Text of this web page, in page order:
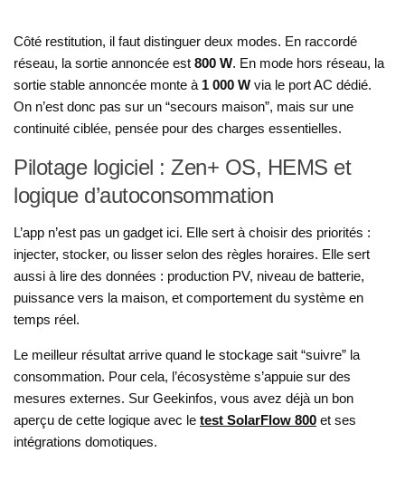
Côté restitution, il faut distinguer deux modes. En raccordé
réseau, la sortie annoncée est 800 W. En mode hors réseau, la
sortie stable annoncée monte à 1 000 W via le port AC dédié.
On n’est donc pas sur un “secours maison”, mais sur une
continuité ciblée, pensée pour des charges essentielles.
Pilotage logiciel : Zen+ OS, HEMS et
logique d’autoconsommation
L’app n’est pas un gadget ici. Elle sert à choisir des priorités :
injecter, stocker, ou lisser selon des règles horaires. Elle sert
aussi à lire des données : production PV, niveau de batterie,
puissance vers la maison, et comportement du système en
temps réel.
Le meilleur résultat arrive quand le stockage sait “suivre” la
consommation. Pour cela, l’écosystème s’appuie sur des
mesures externes. Sur Geekinfos, vous avez déjà un bon
aperçu de cette logique avec le test SolarFlow 800 et ses
intégrations domotiques.